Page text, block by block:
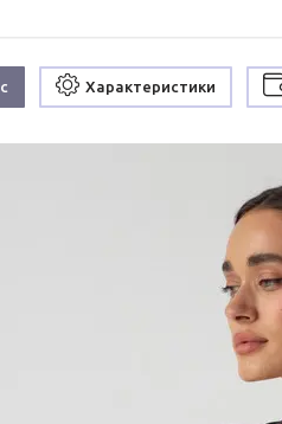
Характеристики